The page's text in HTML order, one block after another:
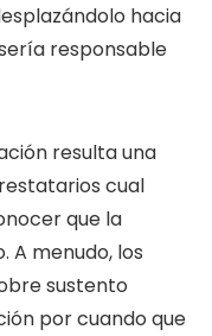
hacia
responsable
resulta una
cual
que la
A menudo, los
sustento
por cuando que